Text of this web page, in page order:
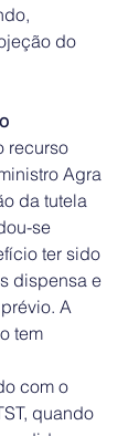
do
recurso
Agra
da tutela
se
ter sido
dispensa e
A
tem
com o
quando